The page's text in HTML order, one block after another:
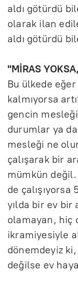
aldı götürdü
olarak ilan
aldı götürdü
"MİRAS
Bu ülkede
kalmıyorsa
gencin
durumlar ya
mesleği ne
çalışarak bir
mümkün
de çalışıyorsa
yılda bir ev bir
olamayan, hiç
ikramiyesiyle
dönemdeyiz
değilse ev